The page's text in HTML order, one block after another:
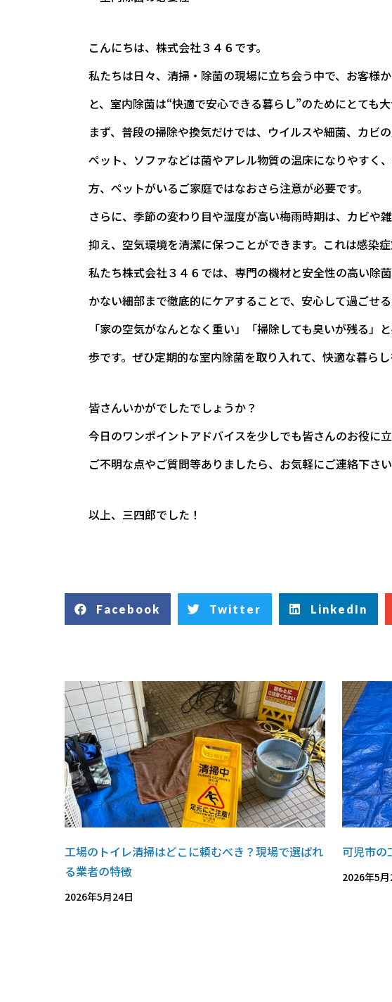
こんにちは、株式会社３４６です。
私たちは日々、清掃・除菌の現場に立ち会う中で、お客様
と、室内除菌は“快適で安心できる暮らし”のためにとても大
まず、普段の掃除や換気だけでは、ウイルスや細菌、カビ
ペット、ソファなどは菌やアレル物質の温床になりやすく
方、ペットがいるご家庭ではなおさら注意が必要です。
さらに、季節の変わり目や湿度が高い梅雨時期は、カビや
抑え、空気環境を清潔に保つことができます。これは感染
私たち株式会社３４６では、専門の機材と安全性の高い除
かない細部まで徹底的にケアすることで、安心して過ごせ
「家の空気がなんとなく重い」「掃除しても臭いが残る
歩です。ぜひ定期的な室内除菌を取り入れて、快適な暮らし
皆さんいかがでしたでしょうか？
今日のワンポイントアドバイスを少しでも皆さんのお役に立
ご不明な点やご質問等ありましたら、お気軽にご連絡下さい
以上、三四郎でした！
Facebook Twitter LinkedIn
工場のトイレ清掃はどこに頼むべき？現場で選ばれ
る業者の特徴
2026年5月24日
可児市の
2026年5月